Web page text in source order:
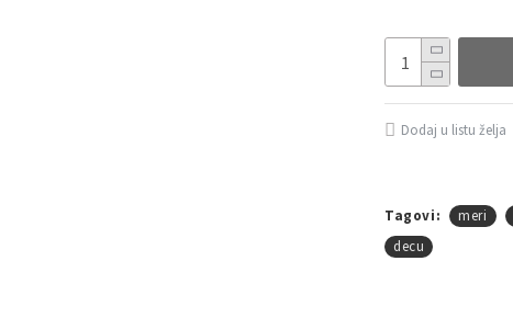
Dodaj u listu želja
Tagovi: meri
decu